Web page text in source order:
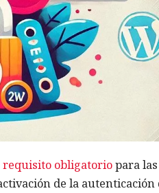
obligatoriopara las
de la autenticación